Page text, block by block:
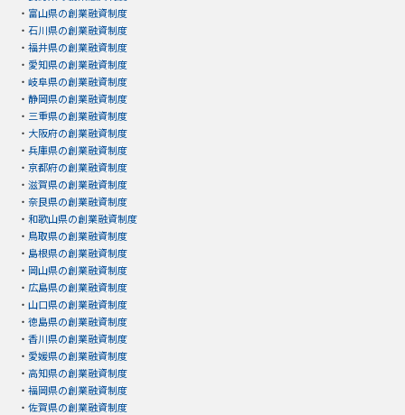
・ 富山県の創業融資制度
・ 石川県の創業融資制度
・ 福井県の創業融資制度
・ 愛知県の創業融資制度
・ 岐阜県の創業融資制度
・ 静岡県の創業融資制度
・ 三重県の創業融資制度
・ 大阪府の創業融資制度
・ 兵庫県の創業融資制度
・ 京都府の創業融資制度
・ 滋賀県の創業融資制度
・ 奈良県の創業融資制度
・ 和歌山県の創業融資制度
・ 鳥取県の創業融資制度
・ 島根県の創業融資制度
・ 岡山県の創業融資制度
・ 広島県の創業融資制度
・ 山口県の創業融資制度
・ 徳島県の創業融資制度
・ 香川県の創業融資制度
・ 愛媛県の創業融資制度
・ 高知県の創業融資制度
・ 福岡県の創業融資制度
・ 佐賀県の創業融資制度